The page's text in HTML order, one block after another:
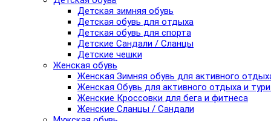
Детская зимняя обувь
Детская обувь для отдыха
Детская обувь для спорта
Детские Сандали / Сланцы
Детские чешки
Женская обувь
Женская Зимняя обувь для активного
Женская Обувь для активного отдыха и
Женские Кроссовки для бега и фитнеса
Женские Сланцы / Сандали